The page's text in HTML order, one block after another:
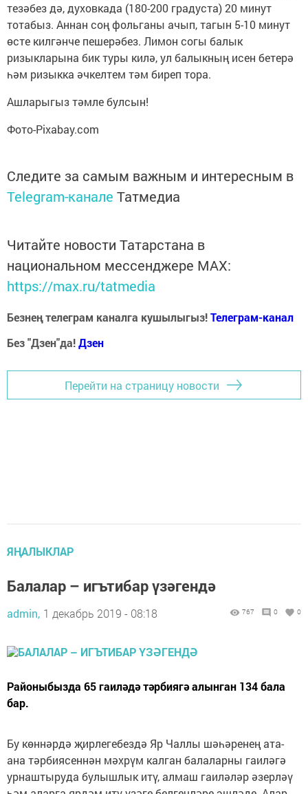
тезәбез дә, духовкада (180-200 градуста) 20 минут
тотабыз. Аннан соң фольганы ачып, тагын 5-10 минут
өсте килгәнче пешерәбез. Лимон согы балык
ризыкларына бик туры килә, ул балыкның исен бетерә
һәм ризыкка әчкелтем тәм биреп тора.
Ашларыгыз тәмле булсын!
Фото-Pixabay.com
Следите за самым важным и интересным в
Telegram-канале Татмедиа
Читайте новости Татарстана в
национальном мессенджере MАХ:
https://max.ru/tatmedia
Безнең телеграм каналга кушылыгыз!Телеграм-канал
Без "Дзен"да!Дзен
Перейти на страницу новости
ЯҢАЛЫКЛАР
Балалар – игътибар үзәгендә
admin, 1 декабрь 2019 - 08:18 767 0 0
Районыбызда 65 гаиләдә тәрбиягә алынган 134 бала
бар.
Бу көннәрдә җирлегебездә Яр Чаллы шәһәренең ата-
ана тәрбиясеннән мәхрүм калган балаларны гаиләгә
урнаштыруда булышлык итү, алмаш гаиләләр әзерләү